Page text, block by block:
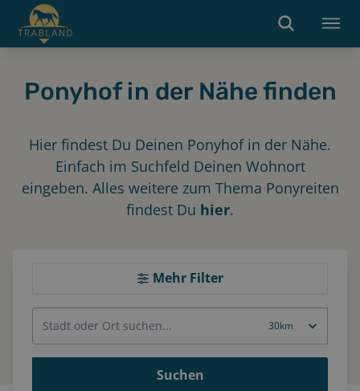
Ponyhof in der Nähe finden
Hier findest Du Deinen Ponyhof in der Nähe.
Einfach im Suchfeld Deinen Wohnort
eingeben. Alles weitere zum Thema Ponyreiten
findest Du hier.
Mehr Filter
Suchen